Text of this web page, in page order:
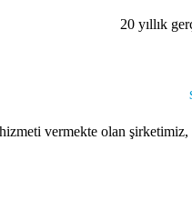
20 yıllık
vermekte olan